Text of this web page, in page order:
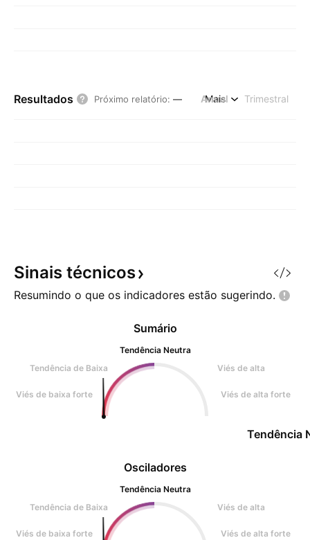
Resultados Próximo relatório: — Anual Trimestral
Mais
Sinais técnicos
Resumindo o que os indicadores estão sugerindo.
Osciladores
Tendência Neutra
Tendência de Baixa
Viés de alta
Viés de baixa forte Viés de alta forte
Sumário
Tendência Neutra
Tendência de Baixa
Viés de alta
Viés de baixa forte Viés de alta forte
Tendência